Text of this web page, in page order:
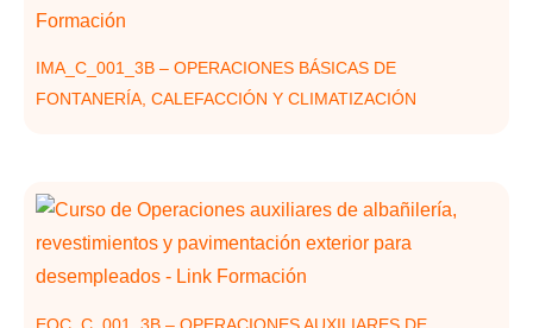
IMA_C_001_3B – OPERACIONES BÁSICAS DE
FONTANERÍA, CALEFACCIÓN Y CLIMATIZACIÓN
EOC_C_001_3B – OPERACIONES AUXILIARES DE